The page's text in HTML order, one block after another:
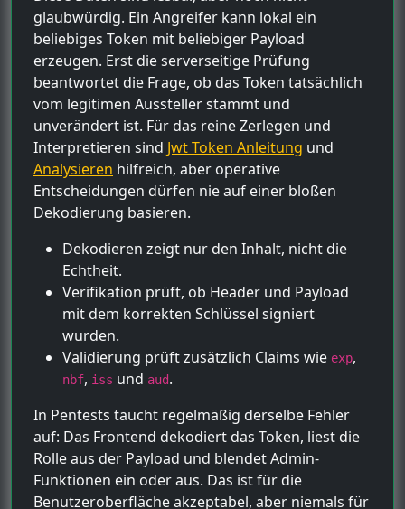
glaubwürdig. Ein Angreifer kann lokal ein
beliebiges Token mit beliebiger Payload
erzeugen. Erst die serverseitige Prüfung
beantwortet die Frage, ob das Token tatsächlich
vom legitimen Aussteller stammt und
unverändert ist. Für das reine Zerlegen und
Interpretieren sind Jwt Token Anleitung und
Analysieren hilfreich, aber operative
Entscheidungen dürfen nie auf einer bloßen
Dekodierung basieren.
Dekodieren zeigt nur den Inhalt, nicht die
Echtheit.
Verifikation prüft, ob Header und Payload
mit dem korrekten Schlüssel signiert
wurden.
Validierung prüft zusätzlich Claims wie exp,
nbf, iss und aud.
In Pentests taucht regelmäßig derselbe Fehler
auf: Das Frontend dekodiert das Token, liest die
Rolle aus der Payload und blendet Admin-
Funktionen ein oder aus. Das ist für die
Benutzeroberfläche akzeptabel, aber niemals für